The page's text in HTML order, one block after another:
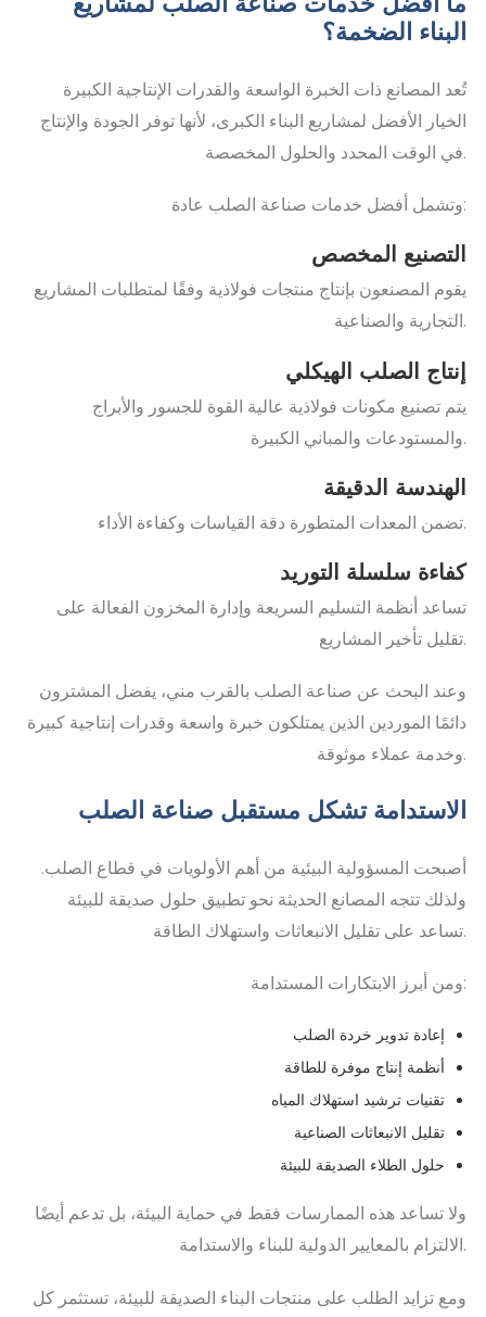
البناء الضخمة؟
تُعد المصانع ذات الخبرة الواسعة والقدرات الإنتاجية الكبيرة
الخيار الأفضل لمشاريع البناء الكبرى، لأنها توفر الجودة والإنتاج
في الوقت المحدد والحلول المخصصة.
وتشمل أفضل خدمات صناعة الصلب عادة:
التصنيع المخصص
يقوم المصنعون بإنتاج منتجات فولاذية وفقًا لمتطلبات المشاريع
التجارية والصناعية.
إنتاج الصلب الهيكلي
يتم تصنيع مكونات فولاذية عالية القوة للجسور والأبراج
والمستودعات والمباني الكبيرة.
الهندسة الدقيقة
تضمن المعدات المتطورة دقة القياسات وكفاءة الأداء.
كفاءة سلسلة التوريد
تساعد أنظمة التسليم السريعة وإدارة المخزون الفعالة على
تقليل تأخير المشاريع.
وعند البحث عن صناعة الصلب بالقرب مني، يفضل المشترون
دائمًا الموردين الذين يمتلكون خبرة واسعة وقدرات إنتاجية كبيرة
وخدمة عملاء موثوقة.
الاستدامة تشكل مستقبل صناعة الصلب
أصبحت المسؤولية البيئية من أهم الأولويات في قطاع الصلب.
ولذلك تتجه المصانع الحديثة نحو تطبيق حلول صديقة للبيئة
تساعد على تقليل الانبعاثات واستهلاك الطاقة.
ومن أبرز الابتكارات المستدامة:
إعادة تدوير خردة الصلب
أنظمة إنتاج موفرة للطاقة
تقنيات ترشيد استهلاك المياه
تقليل الانبعاثات الصناعية
حلول الطلاء الصديقة للبيئة
ولا تساعد هذه الممارسات فقط في حماية البيئة، بل تدعم أيضًا
الالتزام بالمعايير الدولية للبناء والاستدامة.
ومع تزايد الطلب على منتجات البناء الصديقة للبيئة، تستثمر كل